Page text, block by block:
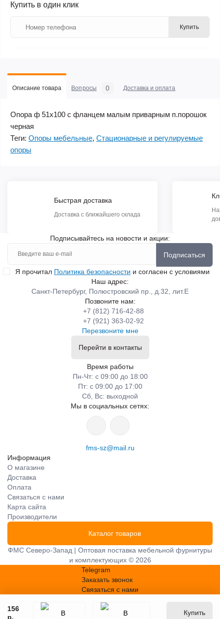
156
р.
Купить
Купить в один клик
Купить
Описание товара Вопросы 0 Доставка и оплата
Опора ф 51х100 с фланцем малым приварным п.порошок
черная
Теги: Опоры мебельные, Стационарные и регулируемые
опоры
Быстрая доставка
Доставка с ближайшего склада
Подписывайтесь на новости и акции:
Подписаться
Я прочитал Политика безопасности и согласен с условиями
Наш адрес:
Санкт-Петербург, Полюстровский пр., д.32, лит.Е
Позвоните нам:
+7 (812) 716-42-88
+7 (921) 363-02-92
Перезвоните мне
Перейти в контакты
Время работы
Пн-Чт: с 09:00 до 18:00
Пт: с 09:00 до 17:00
Сб, Вс: выходной
Мы в социальных сетях:
fms-sz@mail.ru
Информация
О магазине
Доставка
Оплата
Связаться с нами
Карта сайта
Производители
Каталог товаров
ФМС Северо-Запад | Оптовая поставка мебельной фурнитуры
и комплектующих © 2026
Telegram
Заказать звонок
Связаться с нами